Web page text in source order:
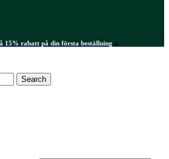
15% rabatt på din första beställning ⍋
Search